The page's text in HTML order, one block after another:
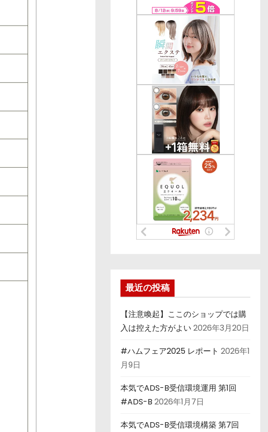
最近の投稿
【注意喚起】ここのショップでは購
入は控えた方がよい 2026年3月20日
#ハムフェア2025 レポート 2026年1
月9日
本気でADS-B受信環境運用 第1回
#ADS-B 2026年1月7日
本気でADS-B受信環境構築 第7回